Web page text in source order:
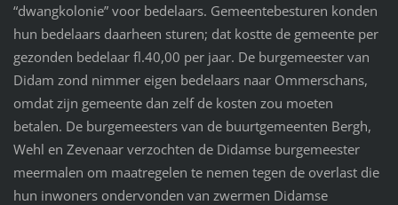
“dwangkolonie” voor bedelaars. Gemeentebesturen konden
hun bedelaars daarheen sturen; dat kostte de gemeente per
gezonden bedelaar fl.40,00 per jaar. De burgemeester van
Didam zond nimmer eigen bedelaars naar Ommerschans,
omdat zijn gemeente dan zelf de kosten zou moeten
betalen. De burgemeesters van de buurtgemeenten Bergh,
Wehl en Zevenaar verzochten de Didamse burgemeester
meermalen om maatregelen te nemen tegen de overlast die
hun inwoners ondervonden van zwermen Didamse